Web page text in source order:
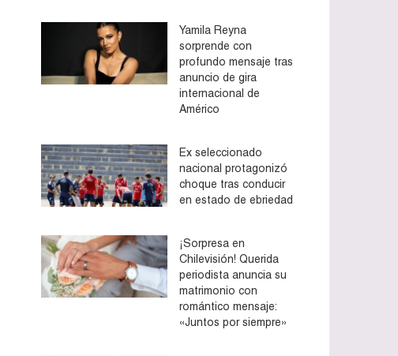
Yamila Reyna
sorprende con
profundo mensaje tras
anuncio de gira
internacional de
Américo
Ex seleccionado
nacional protagonizó
choque tras conducir
en estado de ebriedad
¡Sorpresa en
Chilevisión! Querida
periodista anuncia su
matrimonio con
romántico mensaje:
«Juntos por siempre»